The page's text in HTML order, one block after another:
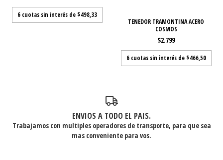
6 cuotas sin interés de $498,33
TENEDOR TRAMONTINA ACERO
COSMOS
$2.799
6 cuotas sin interés de $466,50
ENVIOS A TODO EL PAIS.
Trabajamos con multiples operadores de transporte, para que sea
mas conveniente para vos.